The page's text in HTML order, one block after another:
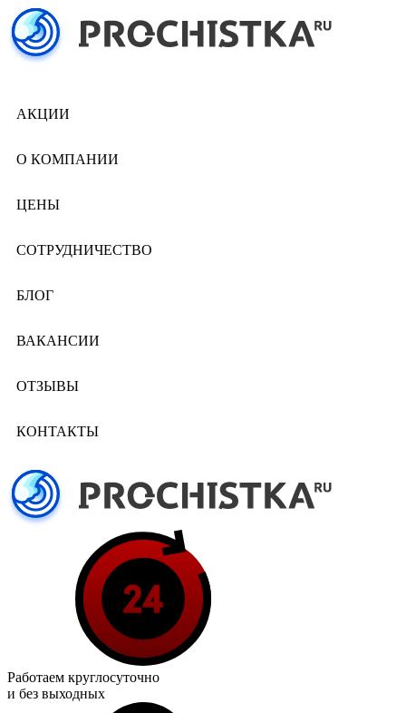
АКЦИИ
О КОМПАНИИ
ЦЕНЫ
СОТРУДНИЧЕСТВО
БЛОГ
ВАКАНСИИ
ОТЗЫВЫ
КОНТАКТЫ
Работаем круглосуточно
и без выходных